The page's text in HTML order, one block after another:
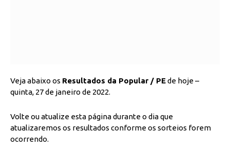
Veja abaixo os Resultados da Popular / PEde hoje –
quinta, 27 de janeiro de 2022.
Volte ou atualize esta página durante o dia que
atualizaremos os resultados conforme os sorteios forem
ocorrendo.